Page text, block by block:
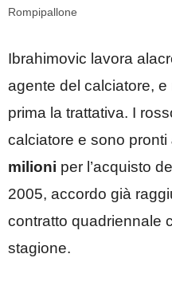
Rompipallone
Ibrahimovic lavora
agente del calciatore,
prima la trattativa. I
calciatore e sono pronti
milioni per l’acquisto
2005, accordo già
contratto quadriennale
stagione.